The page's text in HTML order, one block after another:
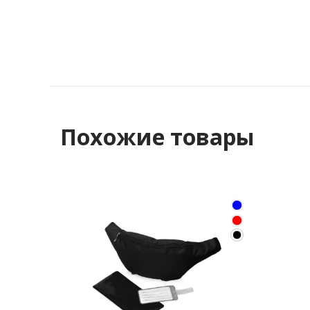
Похожие товары